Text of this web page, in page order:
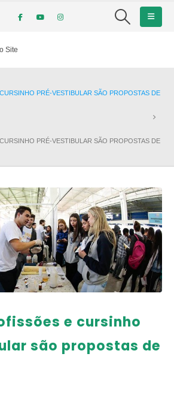
Site
PRÉ-VESTIBULAR SÃO PROPOSTAS DE
PRÉ-VESTIBULAR SÃO PROPOSTAS DE
e cursinho
são propostas de